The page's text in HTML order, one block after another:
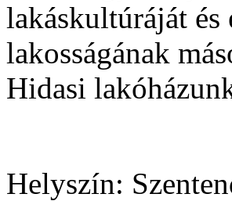
lakáskultúráját és
lakosságának
Hidasi
Helyszín: